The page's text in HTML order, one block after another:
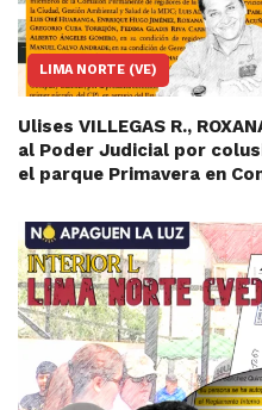
LIMA NORTE (VE)
Ulises VILLEGAS R.,
al Poder Judicial por
el parque Primavera en